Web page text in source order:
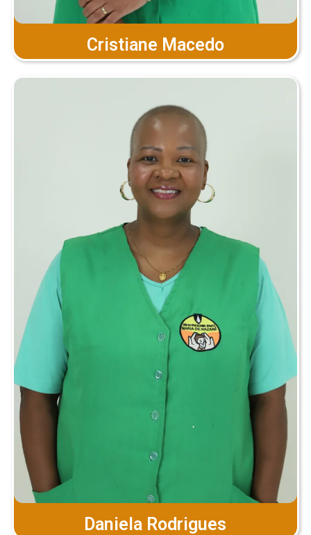
Cristiane Macedo
Daniela Rodrigues